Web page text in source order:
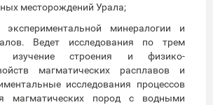
месторождений Урала;
минералогии и
Ведет исследования по трем
изучение строения и физико-
магматических расплавов и
исследования процессов
магматических пород с водными